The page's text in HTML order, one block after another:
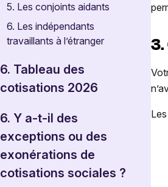
5. Les conjoints aidants
6. Les indépendants
travaillants à l’étranger
6. Tableau des
cotisations 2026
6. Y a-t-il des
exceptions ou des
exonérations de
cotisations sociales ?